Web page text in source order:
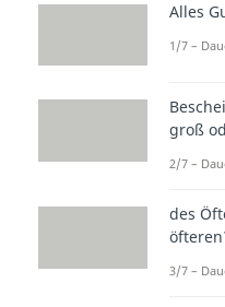
und
Alles
1/7 –
groß
2/7 –
des
3/7 –